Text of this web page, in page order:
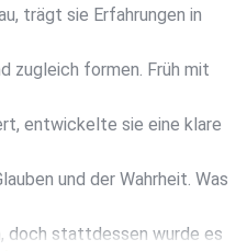
trägt sie Erfahrungen in
zugleich formen. Früh mit
entwickelte sie eine klare
und der Wahrheit. Was
doch stattdessen wurde es